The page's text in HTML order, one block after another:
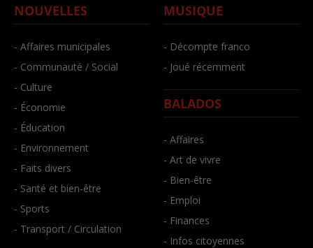
NOUVELLES
- Affaires municipales
- Communauté / Social
- Culture
- Économie
- Éducation
- Environnement
- Faits divers
- Santé et bien-être
- Sports
- Transport / Circulation
MUSIQUE
- Décompte franco
- Joué récemment
BALADOS
- Affaires
- Art de vivre
- Bien-être
- Emploi
- Finances
- Infos citoyennes